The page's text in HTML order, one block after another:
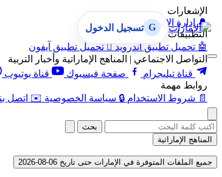
الإشعارات
🔔 إدارة الإشعارات
التطبيقات
🤖 تحميل تطبيق أندرويد  تحميل تطبيق آيفون
التواصل الاجتماعي | المناهج الإماراتية وأخبار التربية
قناة تيليجرام
صفحة فيسبوك قناة يوتيوب
روابط مهمة
📄 شروط الاستخدام 🔒 سياسة الخصوصية ✉️ اتصل
G تسجيل الدخول
بحث
المناهج الإماراتية
جميع الملفات المتوفرة في الإمارات حتى تاريخ 06-08-2026